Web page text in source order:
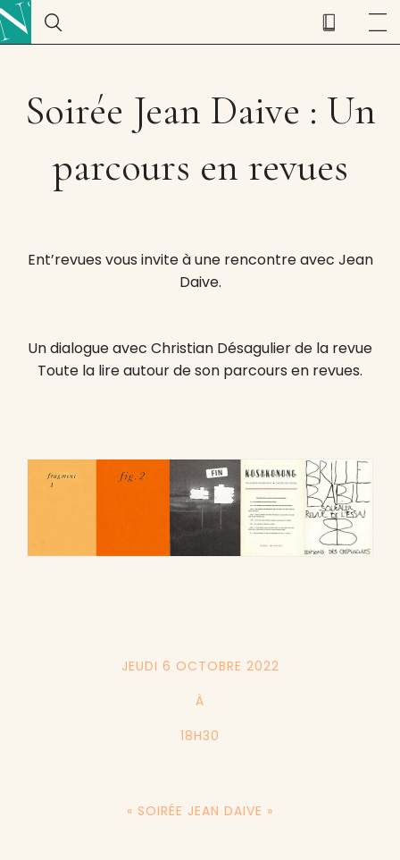
Soirée Jean Daive : Un
parcours en revues
Ent’revues vous invite à une rencontre avec Jean
Daive.
Un dialogue avec Christian Désagulier de la revue
Toute la lire autour de son parcours en revues.
JEUDI 6 OCTOBRE 2022
À
18H30
« SOIRÉE JEAN DAIVE »